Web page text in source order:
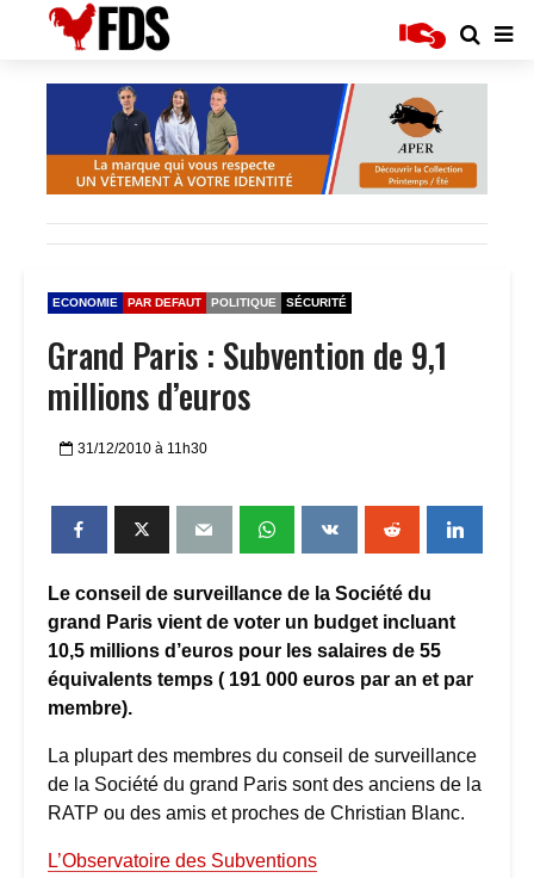
ECONOMIE PAR DEFAUT POLITIQUE SÉCURITÉ
Grand Paris : Subvention de 9,1
millions d’euros
31/12/2010 à 11h30
Le conseil de surveillance de la Société du
grand Paris vient de voter un budget incluant
10,5 millions d’euros pour les salaires de 55
équivalents temps ( 191 000 euros par an et par
membre).
La plupart des membres du conseil de surveillance
de la Société du grand Paris sont des anciens de la
RATP ou des amis et proches de Christian Blanc.
L’Observatoire des Subventions